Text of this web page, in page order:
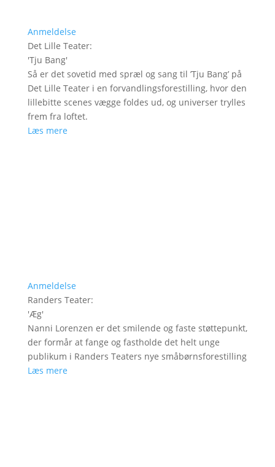
Anmeldelse
Det Lille Teater:
'Tju Bang'
Så er det sovetid med spræl og sang til ’Tju Bang’ på
Det Lille Teater i en forvandlingsforestilling, hvor den
lillebitte scenes vægge foldes ud, og universer trylles
frem fra loftet.
Læs mere
Anmeldelse
Randers Teater:
'Æg'
Nanni Lorenzen er det smilende og faste støttepunkt,
der formår at fange og fastholde det helt unge
publikum i Randers Teaters nye småbørnsforestilling
Læs mere